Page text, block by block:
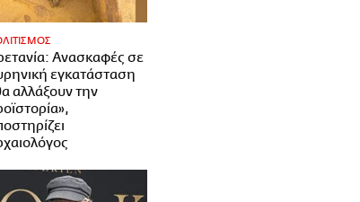
Ανασκαφές σε
εγκατάσταση
αλλάξουν την